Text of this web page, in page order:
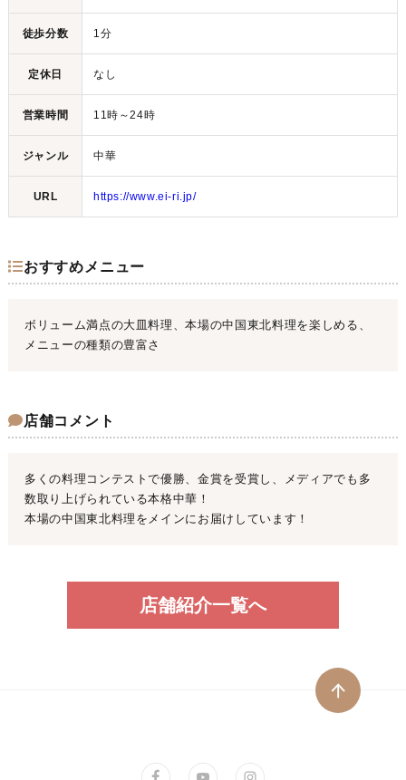
徒歩分数 1分
定休日 なし
営業時間 11時～24時
ジャンル 中華
URL https://www.ei-ri.jp/
おすすめメニュー
ボリューム満点の大皿料理、本場の中国東北料理を楽しめる、
メニューの種類の豊富さ
店舗コメント
多くの料理コンテストで優勝、金賞を受賞し、メディアでも多
数取り上げられている本格中華！
本場の中国東北料理をメインにお届けしています！
店舗紹介一覧へ